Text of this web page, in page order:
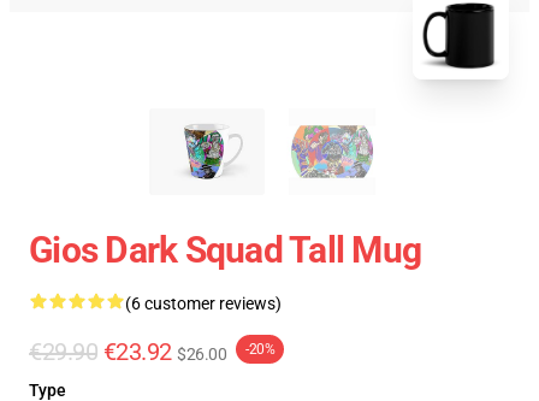
Gios Dark Squad Tall Mug
(6 customer reviews)
€29.90 €23.92 $26.00 -20%
Type